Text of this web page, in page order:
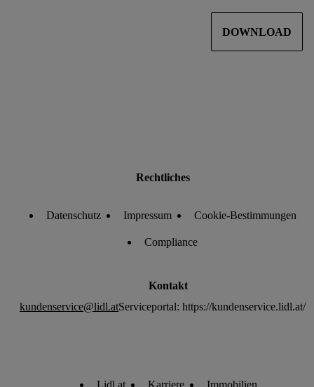
DOWNLOAD
Rechtliches
Datenschutz Impressum Cookie-Bestimmungen
Compliance
Kontakt
kundenservice@lidl.atServiceportal: https://kundenservice.lidl.at/
Lidl.at Karriere Immobilien